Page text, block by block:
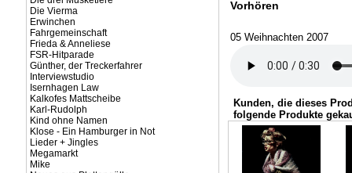
Die Vierma
Erwinchen
Fahrgemeinschaft
Frieda & Anneliese
FSR-Hitparade
Günther, der Treckerfahrer
Interviewstudio
Isernhagen Law
Kalkofes Mattscheibe
Karl-Rudolph
Kind ohne Namen
Klose - Ein Hamburger in Not
Lieder + Jingles
Megamarkt
Mike
Vorhören
05 Weihnachten 2007
Kunden, die dieses
folgende Produkte